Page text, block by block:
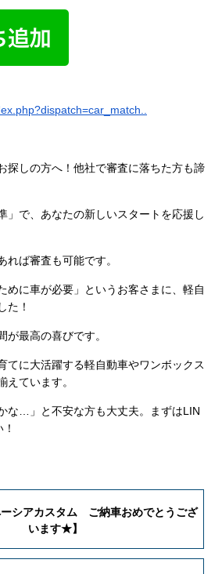
探しの方へ！他社で審査に落ちた方も諦
」で、あなたの新しいスタートを応援し
れば審査も可能です。
めに車が必要」というお客さまに、軽自
た！
が最高の喜びです。
てに大活躍する軽自動車やワンボックス
えています。
な…」と不安な方も大丈夫。まずはLIN
シアカスタム ご納車おめでとうござ
います★】